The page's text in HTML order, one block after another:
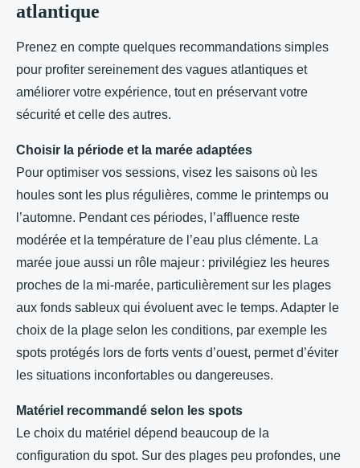
atlantique
Prenez en compte quelques recommandations simples
pour profiter sereinement des vagues atlantiques et
améliorer votre expérience, tout en préservant votre
sécurité et celle des autres.
Choisir la période et la marée adaptées
Pour optimiser vos sessions, visez les saisons où les
houles sont les plus régulières, comme le printemps ou
l’automne. Pendant ces périodes, l’affluence reste
modérée et la température de l’eau plus clémente. La
marée joue aussi un rôle majeur : privilégiez les heures
proches de la mi-marée, particulièrement sur les plages
aux fonds sableux qui évoluent avec le temps. Adapter le
choix de la plage selon les conditions, par exemple les
spots protégés lors de forts vents d’ouest, permet d’éviter
les situations inconfortables ou dangereuses.
Matériel recommandé selon les spots
Le choix du matériel dépend beaucoup de la
configuration du spot. Sur des plages peu profondes, une